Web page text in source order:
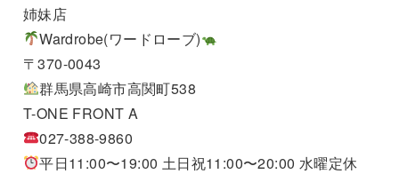
姉妹店
Wardrobe(ワードローブ)
〒370-0043
群馬県高崎市高関町538
T-ONE FRONT A
027-388-9860
平日11:00〜19:00 土日祝11:00〜20:00 水曜定休